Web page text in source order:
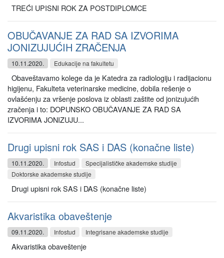
TREĆI UPISNI ROK ZA POSTDIPLOMCE
OBUČAVANJE ZA RAD SA IZVORIMA
JONIZUJUĆIH ZRAČENJA
10.11.2020. Edukacije na fakultetu
Obaveštavamo kolege da je Katedra za radiologiju i radijacionu
higijenu, Fakulteta veterinarske medicine, dobila rešenje o
ovlašćenju za vršenje poslova iz oblasti zaštite od jonizujućih
zračenja i to: DOPUNSKO OBUČAVANJE ZA RAD SA
IZVORIMA JONIZUJU...
Drugi upisni rok SAS i DAS (konačne liste)
10.11.2020. Infostud
Specijalističke akademske studije
Doktorske akademske studije
Drugi upisni rok SAS i DAS (konačne liste)
Akvaristika obaveštenje
09.11.2020. Infostud Integrisane akademske studije
Akvaristika obaveštenje